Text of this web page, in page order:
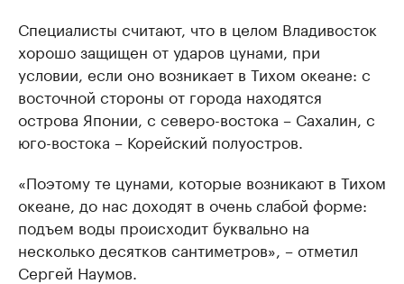
Специалисты считают, что в целом Владивосток
хорошо защищен от ударов цунами, при
условии, если оно возникает в Тихом океане: с
восточной стороны от города находятся
острова Японии, с северо-востока – Сахалин, с
юго-востока – Корейский полуостров.
«Поэтому те цунами, которые возникают в Тихом
океане, до нас доходят в очень слабой форме:
подъем воды происходит буквально на
несколько десятков сантиметров», – отметил
Сергей Наумов.